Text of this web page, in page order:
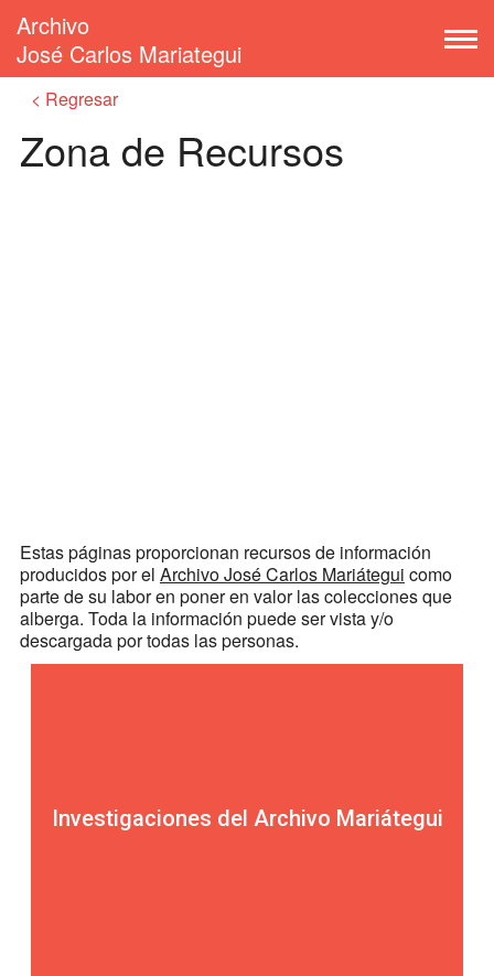
Archivo
José Carlos Mariategui
Regresar
Zona de Recursos
Estas páginas proporcionan recursos de información
producidos por el Archivo José Carlos Mariátegui como
parte de su labor en poner en valor las colecciones que
alberga. Toda la información puede ser vista y/o
descargada por todas las personas.
Investigaciones del Archivo Mariátegui